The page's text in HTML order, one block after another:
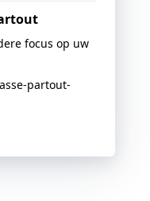
focus op uw
partout-